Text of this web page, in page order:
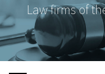
Law firms of